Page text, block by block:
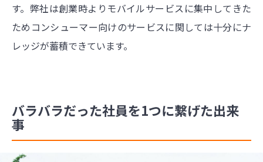
す。弊社は創業時よりモバイルサービスに集中してきた
ためコンシューマー向けのサービスに関しては十分にナ
レッジが蓄積できています。
バラバラだった社員を1つに繋げた出来
事